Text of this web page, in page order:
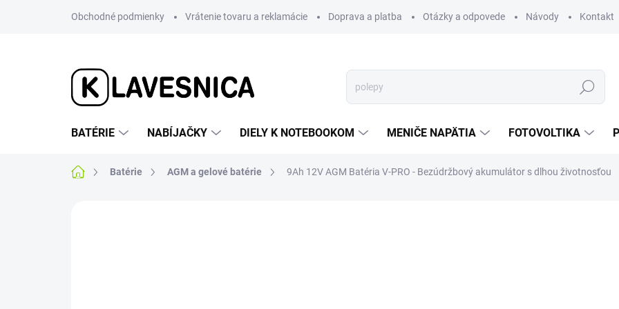
Obchodné podmienky Vrátenie tovaru a reklamácie Doprava a platba Otázky a odpovede Návody Kontakt
Hľadať
BATÉRIE NABÍJAČKY DIELY K NOTEBOOKOM MENIČE NAPÄTIA FOTOVOLTIKA
DomovBatérie AGM a gelové batérie 9Ah 12V AGM Batéria V-PRO - Bezúdržbový akumulátor s dlhou životnosťou